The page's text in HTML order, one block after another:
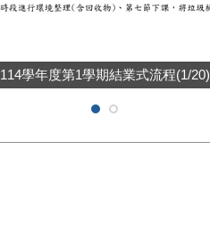
114學年度第1學期結業式流程(1/20)